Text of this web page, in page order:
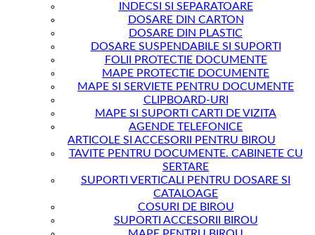
INDECSI SI SEPARATOARE
DOSARE DIN CARTON
DOSARE DIN PLASTIC
DOSARE SUSPENDABILE SI SUPORTI
FOLII PROTECTIE DOCUMENTE
MAPE PROTECTIE DOCUMENTE
MAPE SI SERVIETE PENTRU DOCUMENTE
CLIPBOARD-URI
MAPE SI SUPORTI CARTI DE VIZITA
AGENDE TELEFONICE
ARTICOLE SI ACCESORII PENTRU BIROU
TAVITE PENTRU DOCUMENTE. CABINETE CU
SERTARE
SUPORTI VERTICALI PENTRU DOSARE SI
CATALOAGE
COSURI DE BIROU
SUPORTI ACCESORII BIROU